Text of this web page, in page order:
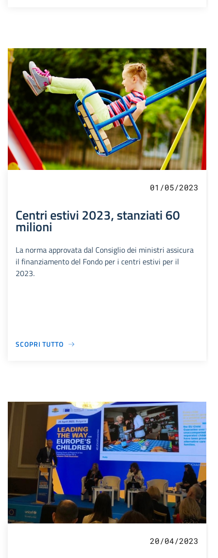
01/05/2023
Centri estivi 2023, stanziati 60
milioni
La norma approvata dal Consiglio dei ministri assicura
il finanziamento del Fondo per i centri estivi per il
2023.
SCOPRI TUTTO
20/04/2023